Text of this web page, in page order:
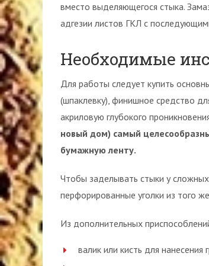
вместо выделяющегося стыка.
адгезии листов ГКЛ с
Необходимые
Для работы следует купить
(шпаклевку), финишное средство
акриловую глубокого
новый дом) самый
бумажную ленту.
Чтобы заделывать стыки у сложных
перфорированные уголки из того
Из дополнительных
валик или кисть для нанесения